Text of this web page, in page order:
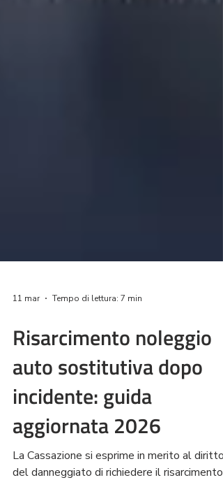
11 mar Tempo di lettura: 7 min
Risarcimento noleggio
auto sostitutiva dopo
incidente: guida
aggiornata 2026